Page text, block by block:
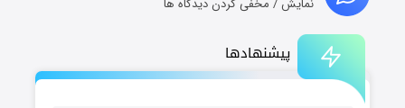
پیشنهادها
نمایش / مخفی کردن دیدگاه ها